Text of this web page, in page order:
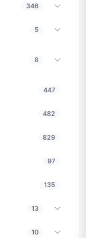
346
5
8
447
482
829
97
135
13
10